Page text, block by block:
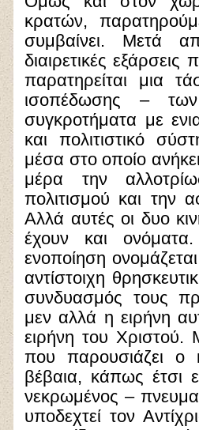
κρατών,
συμβαίνει. Μετά
διαιρετικές
παρατηρείται μια
ισοπέδωσης –
συγκροτήματα με
και πολιτιστικό
μέσα στο οποίο
μέρα την
πολιτισμού και την
Αλλά αυτές οι δυο
έχουν και ονόματα.
ενοποίηση
αντίστοιχη
συνδυασμός τους
μεν αλλά η ειρήνη
ειρήνη του Χριστού.
που παρουσιάζει ο
βέβαια, κάπως έτσι
νεκρωμένος –
υποδεχτεί τον